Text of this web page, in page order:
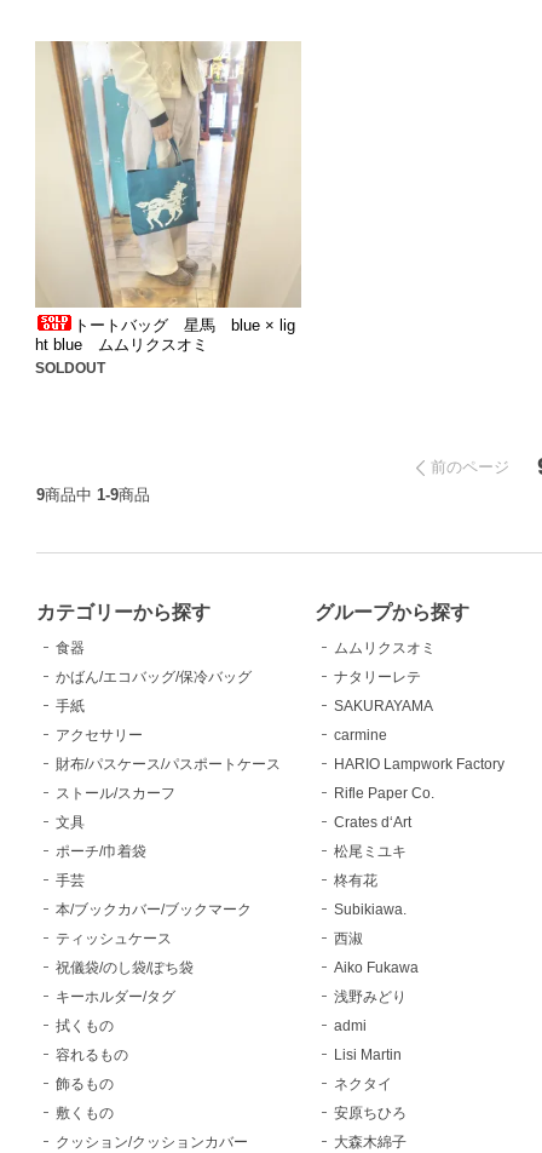
トートバッグ 星馬 blue × lig
ht blue ムムリクスオミ
SOLDOUT
前のページ
9商品中 1-9商品
カテゴリーから探す
食器
かばん/エコバッグ/保冷バッグ
手紙
アクセサリー
財布/パスケース/パスポートケース
ストール/スカーフ
文具
ポーチ/巾着袋
手芸
本/ブックカバー/ブックマーク
ティッシュケース
祝儀袋/のし袋/ぽち袋
キーホルダー/タグ
拭くもの
容れるもの
飾るもの
敷くもの
クッション/クッションカバー
グループから探す
ムムリクスオミ
ナタリーレテ
SAKURAYAMA
carmine
HARIO Lampwork Factory
Rifle Paper Co.
Crates d‘Art
松尾ミユキ
柊有花
Subikiawa.
西淑
Aiko Fukawa
浅野みどり
admi
Lisi Martin
ネクタイ
安原ちひろ
大森木綿子